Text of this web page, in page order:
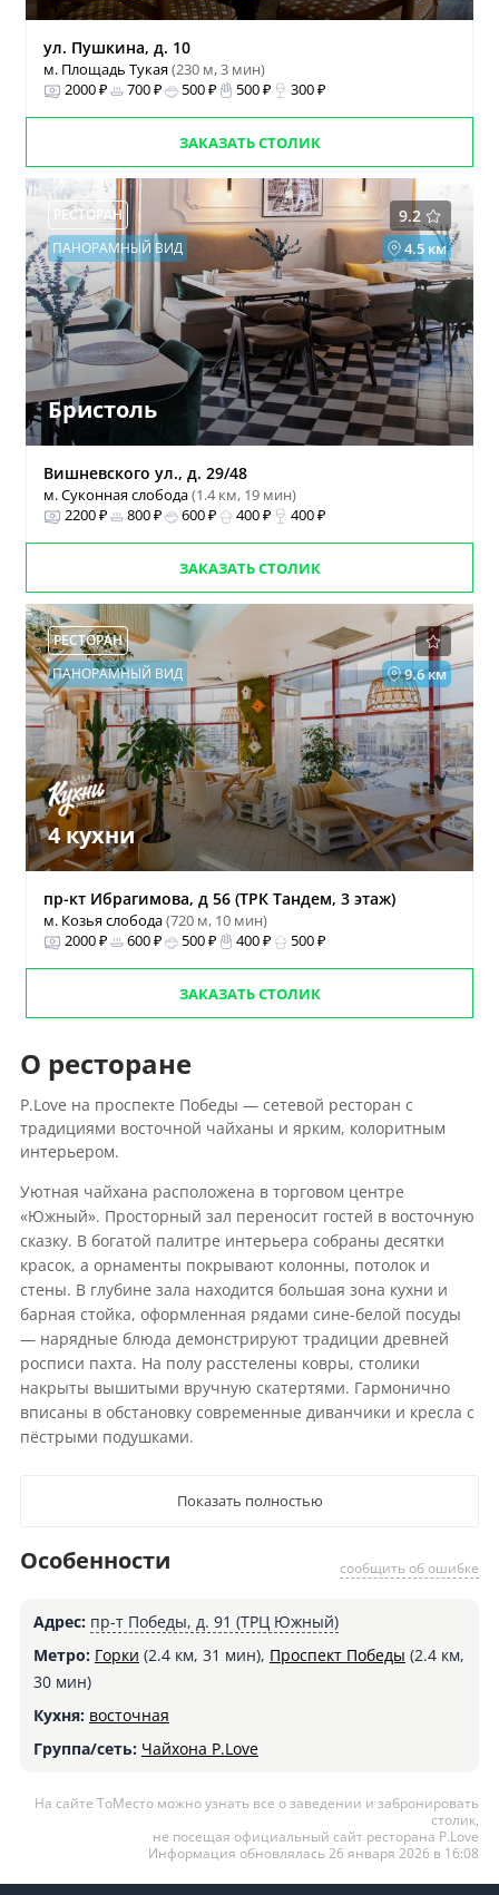
ул. Пушкина, д. 10
м. Площадь Тукая(230 м, 3 мин)
2000 ₽
700 ₽ 500 ₽ 500 ₽ 300 ₽
ЗАКАЗАТЬ СТОЛИК
9.2
РЕСТОРАН
4.5 км
ПАНОРАМНЫЙ ВИД
Бристоль
Вишневского ул., д. 29/48
м. Суконная слобода(1.4 км, 19 мин)
2200 ₽
800 ₽ 600 ₽ 400 ₽ 400 ₽
ЗАКАЗАТЬ СТОЛИК
РЕСТОРАН
9.6 км
ПАНОРАМНЫЙ ВИД
4 кухни
пр-кт Ибрагимова, д 56 (ТРК Тандем, 3 этаж)
м. Козья слобода(720 м, 10 мин)
2000 ₽
600 ₽ 500 ₽ 400 ₽ 500 ₽
ЗАКАЗАТЬ СТОЛИК
О ресторане
P.Love на проспекте Победы — сетевой ресторан с
традициями восточной чайханы и ярким, колоритным
интерьером.
Уютная чайхана расположена в торговом центре
«Южный». Просторный зал переносит гостей в восточную
сказку. В богатой палитре интерьера собраны десятки
красок, а орнаменты покрывают колонны, потолок и
стены. В глубине зала находится большая зона кухни и
барная стойка, оформленная рядами сине-белой посуды
— нарядные блюда демонстрируют традиции древней
росписи пахта. На полу расстелены ковры, столики
накрыты вышитыми вручную скатертями. Гармонично
вписаны в обстановку современные диванчики и кресла с
пёстрыми подушками.
Показать полностью
сообщить об ошибке
Особенности
Адрес: пр-т Победы, д. 91 (ТРЦ Южный)
Метро: Горки (2.4 км, 31 мин), Проспект Победы (2.4 км,
30 мин)
Кухня: восточная
Группа/сеть: Чайхона P.Love
На сайте ТоМесто можно узнать все о заведении и забронировать
столик,
не посещая официальный сайт ресторана P.Love
Информация обновлялась 26 января 2026 в 16:08